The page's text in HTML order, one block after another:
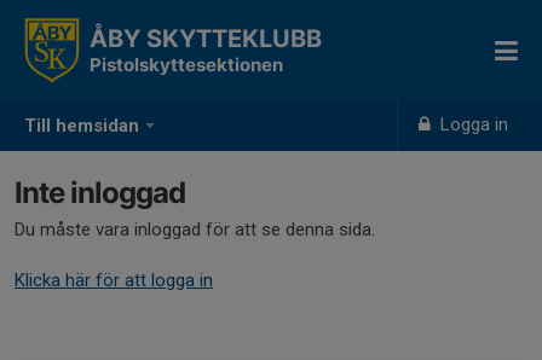
Till hemsidan Logga in
ÅBY SKYTTEKLUBB
Pistolskyttesektionen
Inte inloggad
Du måste vara inloggad för att se denna sida.
Klicka här för att logga in